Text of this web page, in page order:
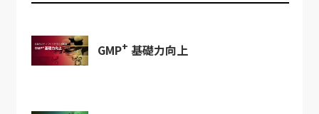
GMP+ 基礎力向上